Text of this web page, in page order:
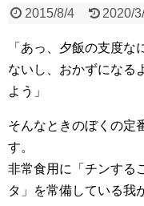
2015/8/4 2020/
「あっ、夕飯の支度
ないし、おかずになる
よう」
そんなときのぼくの定
す。
非常食用に「チンする
タ」を常備している我